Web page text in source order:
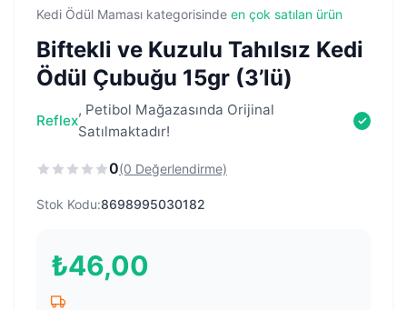
Kedi Ödül Maması kategorisinde en çok satılan ürün
Biftekli ve Kuzulu Tahılsız Kedi
Ödül Çubuğu 15gr (3’lü)
Reflex
, Petibol Mağazasında Orijinal
Satılmaktadır!
0(0 Değerlendirme)
Stok Kodu:8698995030182
₺46,00